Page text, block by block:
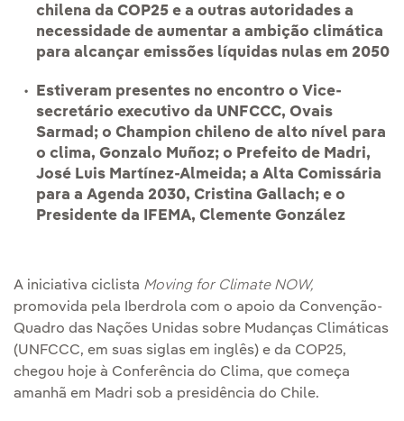
chilena da COP25 e a outras autoridades a
necessidade de aumentar a ambição climática
para alcançar emissões líquidas nulas em 2050
Estiveram presentes no encontro o Vice-
secretário executivo da UNFCCC, Ovais
Sarmad; o Champion chileno de alto nível para
o clima, Gonzalo Muñoz; o Prefeito de Madri,
José Luis Martínez-Almeida; a Alta Comissária
para a Agenda 2030, Cristina Gallach; e o
Presidente da IFEMA, Clemente González
A iniciativa ciclista Moving for Climate NOW,
promovida pela Iberdrola com o apoio da Convenção-
Quadro das Nações Unidas sobre Mudanças Climáticas
(UNFCCC, em suas siglas em inglês) e da COP25,
chegou hoje à Conferência do Clima, que começa
amanhã em Madri sob a presidência do Chile.